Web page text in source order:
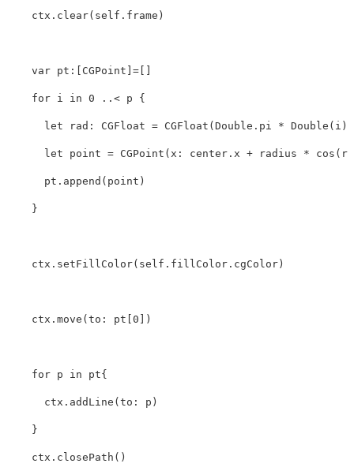
ctx . clear( self . frame )
var pt :[ CGPoint ] = []
for i in 0 ..< p {
let rad : CGFloat = CGFloat (Double . pi * Double ( i )
let point = CGPoint ( x : center . x + radius * cos (
pt . append ( point )
}
ctx . setFillColor( self . fillColor . cgColor)
ctx . move (to : pt [0 ])
for p in pt{
ctx . addLine (to : p )
}
ctx . closePath ()